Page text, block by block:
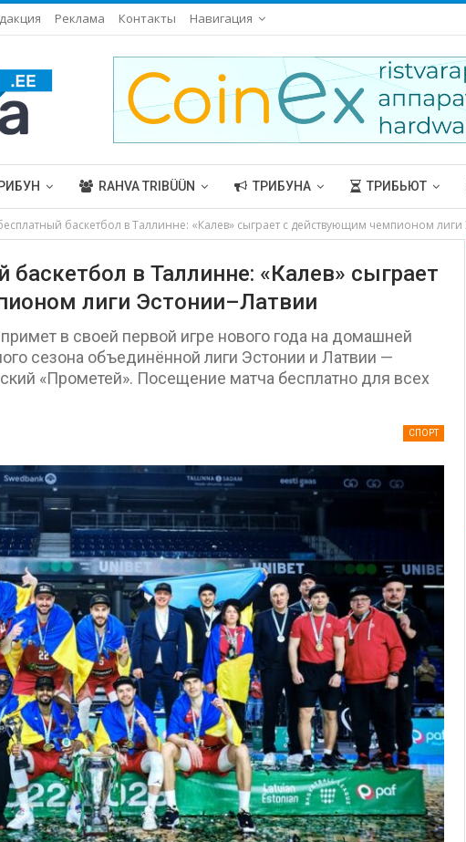
Реклама Контакты Навигация
RAHVA TRIBÜÜN ТРИБУНА ТРИБЬЮТ
баскетбол в Таллинне: «Калев» сыграет с действующим чемпионом лиги
в Таллинне: «Калев» сыграет
лиги Эстонии–Латвии
в своей первой игре нового года на домашней
сезона объединённой лиги Эстонии и Латвии —
«Прометей». Посещение матча бесплатно для всех
СПОРТ